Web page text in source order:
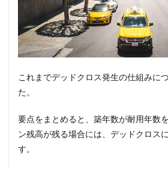
これまでデッドクロス発生の仕組みに
た。
要点をまとめると、築年数が耐用年数
ン残高が残る場合には、デッドクロス
す。